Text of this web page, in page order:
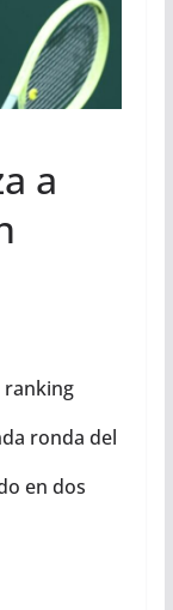
a
ranking
ronda del
en dos